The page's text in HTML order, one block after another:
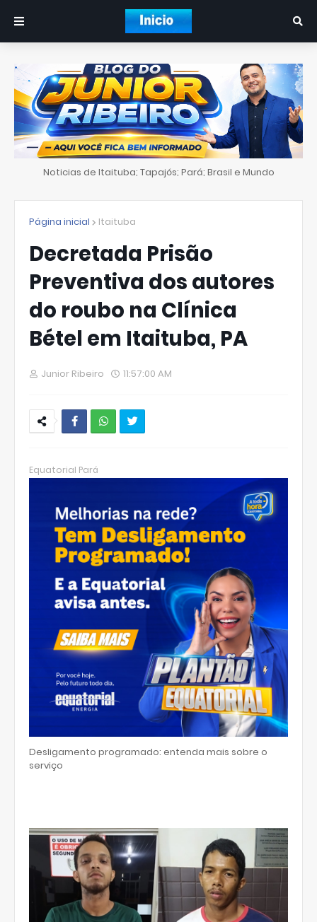
Noticias de Itaituba; Tapajós; Pará; Brasil e Mundo
Página inicial Itaituba
Decretada Prisão
Preventiva dos autores
do roubo na Clínica
Bétel em Itaituba, PA
Junior Ribeiro 11:57:00 AM
hats
p
Equatorial Pará
Desligamento programado: entenda mais sobre o
serviço